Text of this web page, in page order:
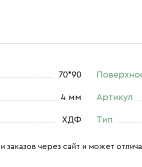
70*90
4 мм
ХДФ
Артикул
Тип
через сайт и может